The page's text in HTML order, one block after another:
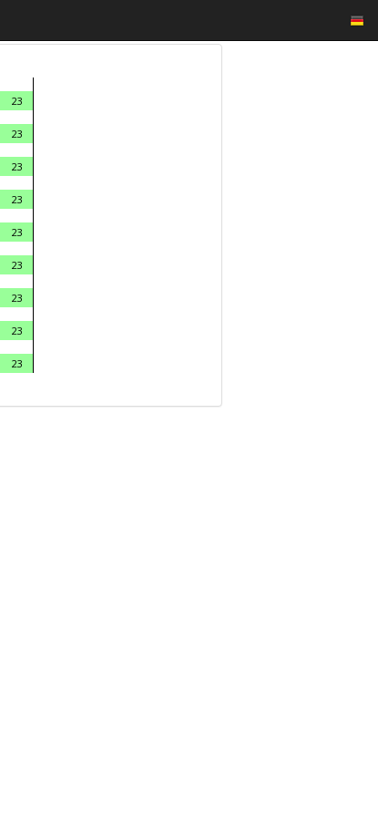
23
23
23
23
23
23
23
23
23